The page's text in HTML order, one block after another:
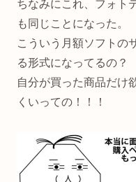
ちなみにこれ、フォト
も同じことになった。
こういう月額ソフトの
る形式になってるの？
自分が買った商品だけ
くいっての！！！